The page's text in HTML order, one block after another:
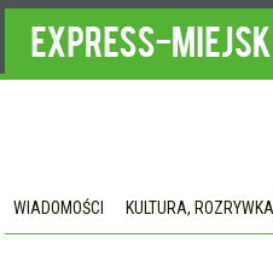
WIADOMOŚCI KULTURA, ROZRYWKA